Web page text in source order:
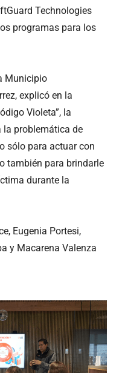
Technologies
programas para los
Municipio
explicó en la
Violeta”, la
la problemática de
sólo para actuar con
también para brindarle
durante la
Eugenia Portesi,
y Macarena Valenza